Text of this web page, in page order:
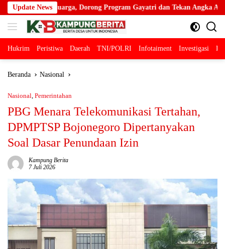
Langsung
ke
konten
Update News
Program Gayatri dan Tekan Angka Anak Tidak Sekolah
Hukrim Peristiwa Daerah TNI/POLRI Infotaiment Investigasi
Beranda Nasional
Nasional, Pemerintahan
PBG Menara Telekomunikasi Tertahan,
DPMPTSP Bojonegoro Dipertanyakan
Soal Dasar Penundaan Izin
Kampung Berita
7 Juli 2026